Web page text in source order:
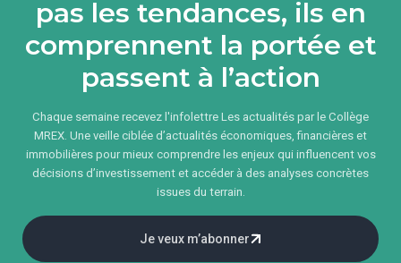
pas les tendances, ils en
comprennent la portée et
passent à l’action
Chaque semaine recevez l'infolettre Les actualités par le Collège
MREX. Une veille ciblée d’actualités économiques, financières et
immobilières pour mieux comprendre les enjeux qui influencent vos
décisions d’investissement et accéder à des analyses concrètes
issues du terrain.
Je veux m’abonner